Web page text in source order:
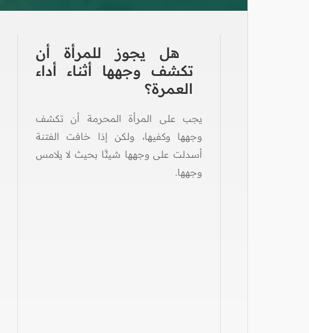
هل يجوز للمرأة أن
تكشف وجهها أثناء أداء
العمرة؟
يجب على المرأة المحرمة أن تكشف
وجهها وكفيها، ولكن إذا خافت الفتنة
أسدلت على وجهها شيئًا بحيث لا يلامس
وجهها.